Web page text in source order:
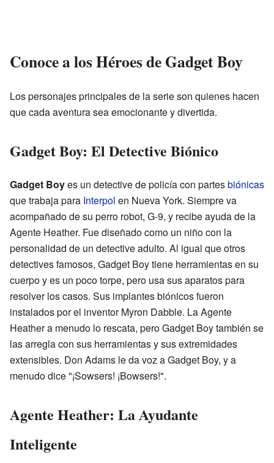
Conoce a los Héroes de Gadget Boy
Los personajes principales de la serie son quienes hacen
que cada aventura sea emocionante y divertida.
Gadget Boy: El Detective Biónico
Gadget Boyes un detective de policía con partesbiónicas
que trabaja para Interpol en Nueva York. Siempre va
acompañado de su perro robot, G-9, y recibe ayuda de la
Agente Heather. Fue diseñado como un niño con la
personalidad de un detective adulto. Al igual que otros
detectives famosos, Gadget Boy tiene herramientas en su
cuerpo y es un poco torpe, pero usa sus aparatos para
resolver los casos. Sus implantes biónicos fueron
instalados por el inventor Myron Dabble. La Agente
Heather a menudo lo rescata, pero Gadget Boy también se
las arregla con sus herramientas y sus extremidades
extensibles. Don Adams le da voz a Gadget Boy, y a
menudo dice "¡Sowsers! ¡Bowsers!".
Agente Heather: La Ayudante
Inteligente